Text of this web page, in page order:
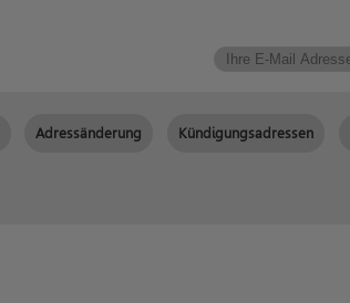
Adressänderung Kündigungsadressen